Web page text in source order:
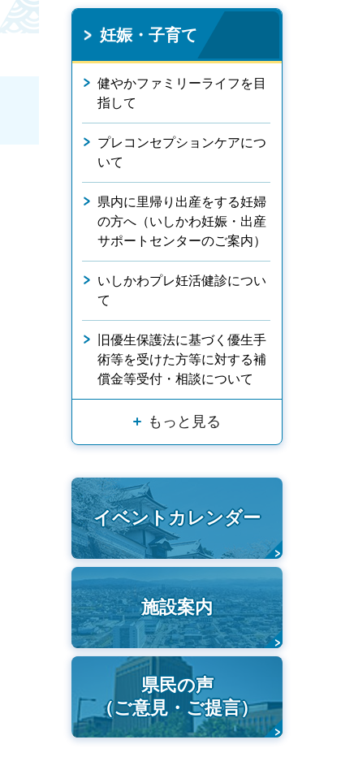
妊娠・子育て
健やかファミリーライフを目
指して
プレコンセプションケアにつ
いて
県内に里帰り出産をする妊婦
の方へ（いしかわ妊娠・出産
サポートセンターのご案内）
いしかわプレ妊活健診につい
て
旧優生保護法に基づく優生手
術等を受けた方等に対する補
償金等受付・相談について
もっと見る
イベントカレンダー
施設案内
県民の声
（ご意見・ご提言）